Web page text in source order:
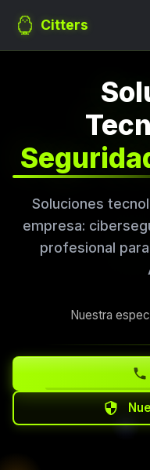
Citters
Soluciones
empresa:
profesional
Nuestra